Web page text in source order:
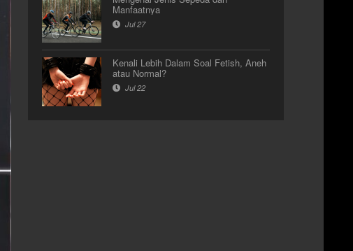
Manfaatnya
Jul 27
Kenali Lebih Dalam Soal Fetish, Aneh
atau Normal?
Jul 22